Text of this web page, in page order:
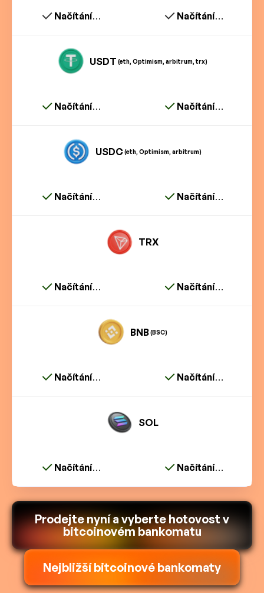
Načítání… Načítání…
USDT (eth, Optimism, arbitrum, trx)
Načítání… Načítání…
USDC(eth, Optimism, arbitrum)
Načítání… Načítání…
TRX
Načítání… Načítání…
BNB (BSC)
Načítání… Načítání…
SOL
Načítání… Načítání…
Prodejte nyní a vyberte hotovost v
bitcoinovém bankomatu
Nejbližší bitcoinové bankomaty